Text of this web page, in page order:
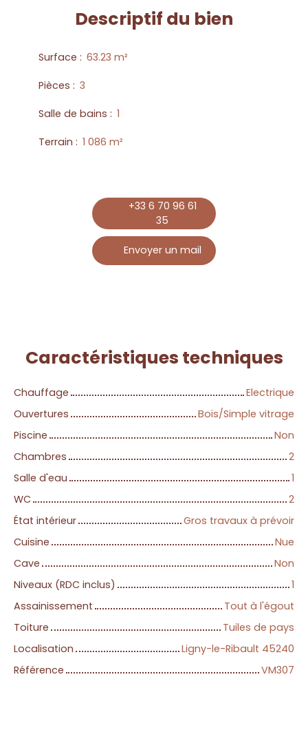
Descriptif du bien
Surface : 63.23 m²
Pièces : 3
Salle de bains : 1
Terrain : 1 086 m²
+33 6 70 96 61
35
Envoyer un mail
Caractéristiques techniques
Chauffage
Electrique
Ouvertures
Bois/Simple vitrage
Piscine
Non
Chambres
2
Salle d'eau
1
WC
2
État intérieur
Gros travaux à prévoir
Cuisine
Nue
Cave
Non
Niveaux (RDC inclus)
1
Assainissement
Tout à l'égout
Toiture
Tuiles de pays
Localisation
Ligny-le-Ribault 45240
Référence
VM307